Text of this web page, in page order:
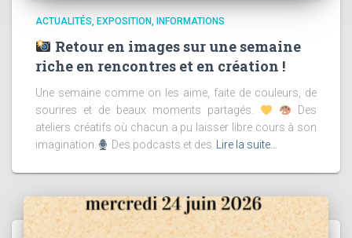
ACTUALITÉS EXPOSITION INFORMATIONS
Retour en images sur une semaine
riche en rencontres et en création !
Une semaine comme on les aime, faite de couleurs, de
sourires et de beaux moments partagés.
Des
ateliers créatifs où chacun a pu laisser libre cours à son
imagination.
Des podcasts et des Lire la suite…